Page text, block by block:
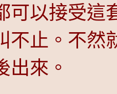
可以接受這
不止。不然
出來。